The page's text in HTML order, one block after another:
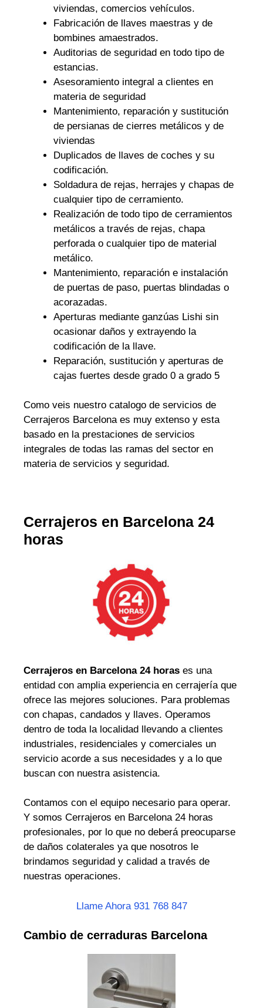
viviendas, comercios vehículos.
Fabricación de llaves maestras y de
bombines amaestrados.
Auditorias de seguridad en todo tipo de
estancias.
Asesoramiento integral a clientes en
materia de seguridad
Mantenimiento, reparación y sustitución
de persianas de cierres metálicos y de
viviendas
Duplicados de llaves de coches y su
codificación.
Soldadura de rejas, herrajes y chapas de
cualquier tipo de cerramiento.
Realización de todo tipo de cerramientos
metálicos a través de rejas, chapa
perforada o cualquier tipo de material
metálico.
Mantenimiento, reparación e instalación
de puertas de paso, puertas blindadas o
acorazadas.
Aperturas mediante ganzúas Lishi sin
ocasionar daños y extrayendo la
codificación de la llave.
Reparación, sustitución y aperturas de
cajas fuertes desde grado 0 a grado 5
Como veis nuestro catalogo de servicios de
Cerrajeros Barcelona es muy extenso y esta
basado en la prestaciones de servicios
integrales de todas las ramas del sector en
materia de servicios y seguridad.
Cerrajeros en Barcelona 24
horas
Cerrajeros en Barcelona 24 horas es una
entidad con amplia experiencia en cerrajería que
ofrece las mejores soluciones. Para problemas
con chapas, candados y llaves. Operamos
dentro de toda la localidad llevando a clientes
industriales, residenciales y comerciales un
servicio acorde a sus necesidades y a lo que
buscan con nuestra asistencia.
Contamos con el equipo necesario para operar.
Y somos Cerrajeros en Barcelona 24 horas
profesionales, por lo que no deberá preocuparse
de daños colaterales ya que nosotros le
brindamos seguridad y calidad a través de
nuestras operaciones.
Llame Ahora 931 768 847
Cambio de cerraduras Barcelona